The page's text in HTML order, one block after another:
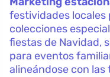
festividades locales
colecciones
fiestas de Navidad,
para eventos
alineándose con las